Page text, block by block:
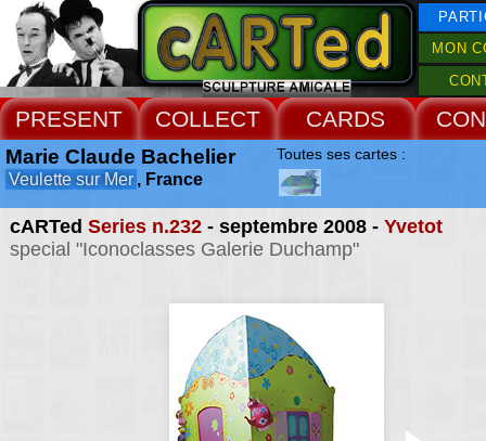
MON
PRESENT COLLECT CARDS
cARTed Series n.232- septembre 2008 - Yvetot
special "Iconoclasses Galerie Duchamp"
Marie Claude Bachelier
Veulette sur Mer , France
Toutes ses cartes :